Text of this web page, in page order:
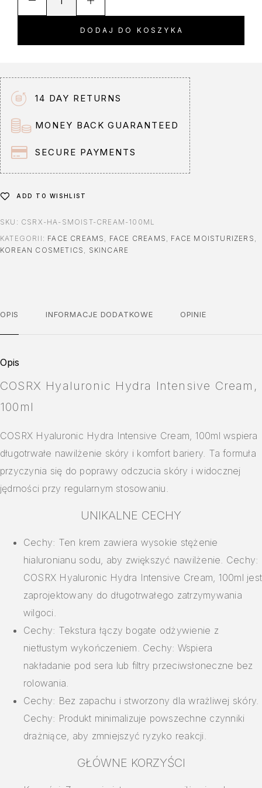
DODAJ DO KOSZYKA
a
t
i
v
e
:
14 DAY RETURNS
MONEY BACK GUARANTEED
SECURE PAYMENTS
ADD TO WISHLIST
SKU: CSRX-HA-SMOIST-CREAM-100ML
KATEGORII: FACE CREAMS , FACE CREAMS , FACE MOISTURIZERS ,
KOREAN COSMETICS , SKINCARE
OPIS INFORMACJE DODATKOWE OPINIE
Opis
COSRX Hyaluronic Hydra Intensive Cream,
100ml
COSRX Hyaluronic Hydra Intensive Cream, 100ml wspiera
długotrwałe nawilżenie skóry i komfort bariery. Ta formuła
przyczynia się do poprawy odczucia skóry i widocznej
jędrności przy regularnym stosowaniu.
UNIKALNE CECHY
Cechy: Ten krem zawiera wysokie stężenie
hialuronianu sodu, aby zwiększyć nawilżenie. Cechy:
COSRX Hyaluronic Hydra Intensive Cream, 100ml jest
zaprojektowany do długotrwałego zatrzymywania
wilgoci.
Cechy: Tekstura łączy bogate odżywienie z
nietłustym wykończeniem. Cechy: Wspiera
nakładanie pod sera lub filtry przeciwsłoneczne bez
rolowania.
Cechy: Bez zapachu i stworzony dla wrażliwej skóry.
Cechy: Produkt minimalizuje powszechne czynniki
drażniące, aby zmniejszyć ryzyko reakcji.
GŁÓWNE KORZYŚCI